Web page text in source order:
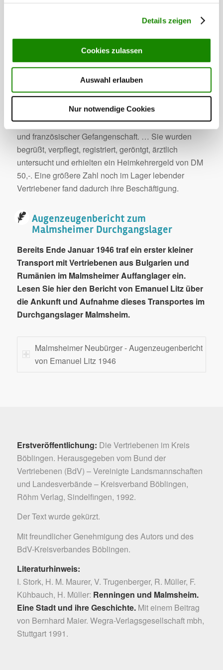
Details zeigen
Cookies zulassen
Auswahl erlauben
Nur notwendige Cookies
an. …
Das Lager hatte eine Lagerküche mit dem Koch Otto
Krauß und 3 Helferinnen, einem Verpflegungs- und
Zahlstellenleiter und 4 Wachleuten. … Es war auch
ein Sanitätsraum vorhanden, der von einem Sanitäter
und zwei Schwestern betreut wurde.
Ab Winter 1946 kamen Vertriebene bis zur Auflösung
des Lagers nur noch in kleinen Gruppen. Ab 1949
diente das Lager den Heimkehrern aus englischer
und französischer Gefangenschaft. … Sie wurden
begrüßt, verpflegt, registriert, geröntgt, ärztlich
untersucht und erhielten ein Heimkehrergeld von DM
50,-. Eine größere Zahl noch im Lager lebender
Vertriebener fand dadurch ihre Beschäftigung.
Augenzeugenbericht zum
Malmsheimer Durchgangslager
Bereits Ende Januar 1946 traf ein erster kleiner
Transport mit Vertriebenen aus Bulgarien und
Rumänien im Malmsheimer Auffanglager ein.
Lesen Sie hier den Bericht von Emanuel Litz über
die Ankunft und Aufnahme dieses Transportes im
Durchgangslager Malmsheim.
Malmsheimer Neubürger - Augenzeugenbericht
von Emanuel Litz 1946
Erstveröffentlichung: Die Vertriebenen im Kreis
Böblingen. Herausgegeben vom Bund der
Vertriebenen (BdV) – Vereinigte Landsmannschaften
und Landesverbände – Kreisverband Böblingen,
Röhm Verlag, Sindelfingen, 1992.
Der Text wurde gekürzt.
Mit freundlicher Genehmigung des Autors und des
BdV-Kreisverbandes Böblingen.
Literaturhinweis:
I. Stork, H. M. Maurer, V. Trugenberger, R. Müller, F.
Kühbauch, H. Müller: Renningen und Malmsheim.
Eine Stadt und ihre Geschichte.Mit einem Beitrag
von Bernhard Maier. Wegra-Verlagsgesellschaft mbh,
Stuttgart 1991.